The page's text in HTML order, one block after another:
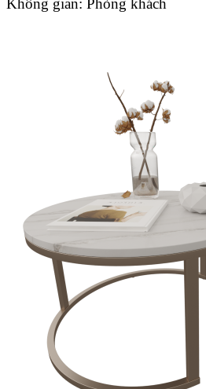
Không gian: Phòng khách